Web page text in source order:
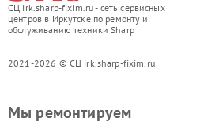
СЦ irk.sharp-fixim.ru - сеть сервисных
центров в Иркутске по ремонту и
обслуживанию техники Sharp
2021-2026 © СЦ irk.sharp-fixim.ru
Мы ремонтируем